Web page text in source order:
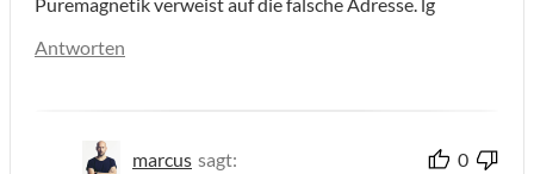
Puremagnetik verweist auf die falsche Adresse. lg
Antworten
marcus sagt: 0